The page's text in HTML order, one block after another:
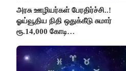
அரசு ஊழியர்கள் பேரதிர்ச்சி..!
ஓய்வூதிய நிதி ஒதுக்கீடு சுமார்
ரூ.14,000 கோடி